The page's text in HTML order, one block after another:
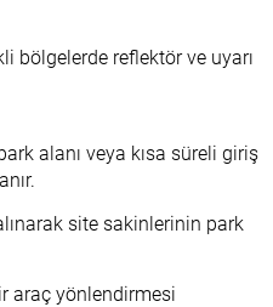
bölgelerde reflektör ve uyarı
alanı veya kısa süreli giriş
site sakinlerinin park
araç yönlendirmesi